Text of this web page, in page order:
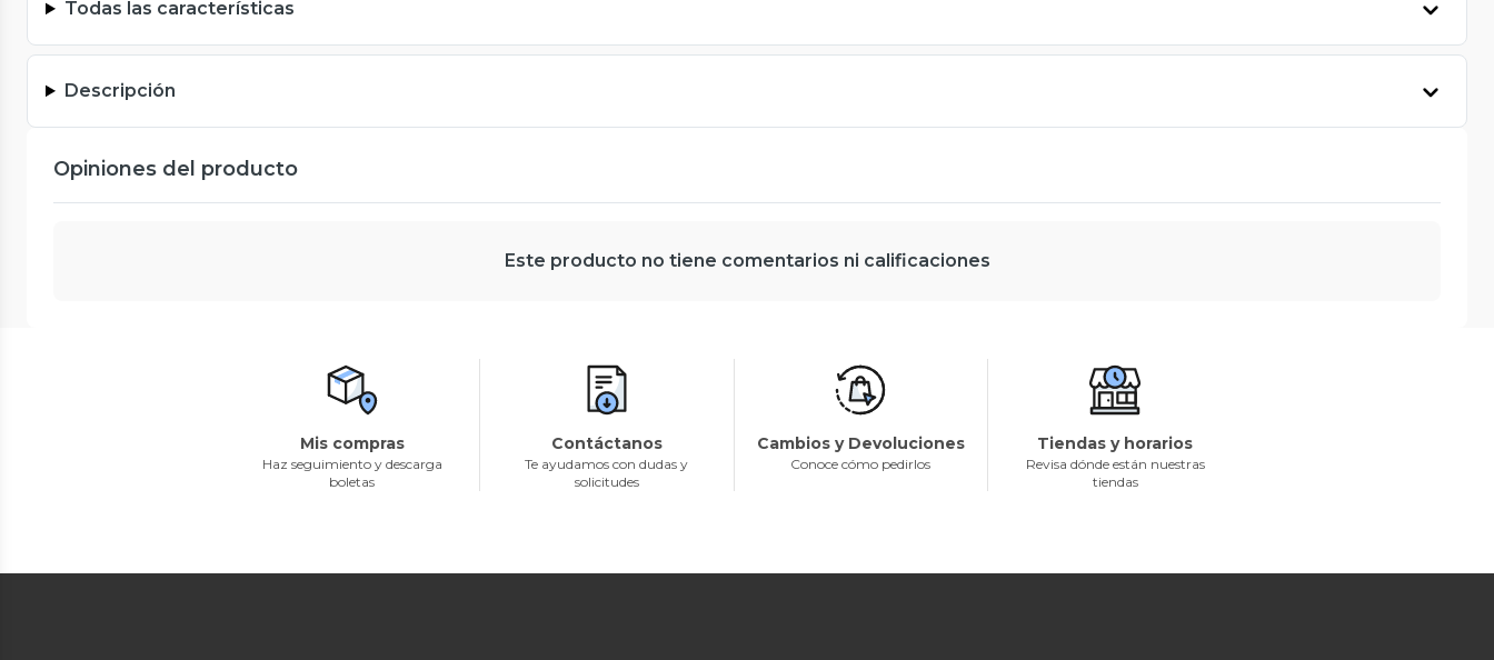
Todas las características
Descripción
Opiniones del producto
Este producto no tiene comentarios ni calificaciones
Mis compras
Haz seguimiento y descarga
boletas
Contáctanos
Te ayudamos con dudas y
solicitudes
Cambios y Devoluciones
Conoce cómo pedirlos
Tiendas y horarios
Revisa dónde están nuestras
tiendas